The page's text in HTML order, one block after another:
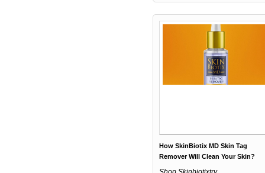
How SkinBiotix MD Skin Tag
Remover Will Clean Your Skin?